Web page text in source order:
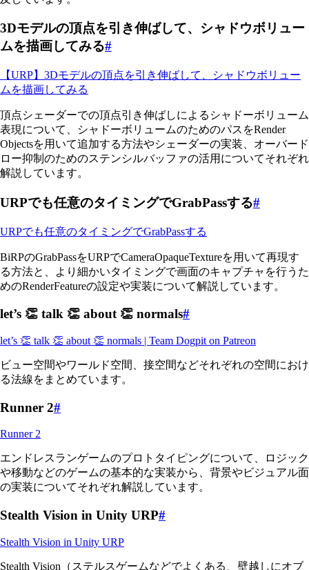
3Dモデルの頂点を引き伸ばして、シャドウボリュー
ムを描画してみる#
【URP】3Dモデルの頂点を引き伸ばして、シャドウボリュー
ムを描画してみる
頂点シェーダーでの頂点引き伸ばしによるシャドーボリューム
表現について、シャドーボリュームのためのパスをRender
Objectsを用いて追加する方法やシェーダーの実装、オーバード
ロー抑制のためのステンシルバッファの活用についてそれぞれ
解説しています。
URPでも任意のタイミングでGrabPassする#
URPでも任意のタイミングでGrabPassする
BiRPのGrabPassをURPでCameraOpaqueTextureを用いて再現す
る方法と、より細かいタイミングで画面のキャプチャを行うた
めのRenderFeatureの設定や実装について解説しています。
let’s 👏 talk 👏 about 👏 normals#
let’s 👏 talk 👏 about 👏 normals | Team Dogpit on Patreon
ビュー空間やワールド空間、接空間などそれぞれの空間におけ
る法線をまとめています。
Runner 2#
Runner 2
エンドレスランゲームのプロトタイピングについて、ロジック
や移動などのゲームの基本的な実装から、背景やビジュアル面
の実装についてそれぞれ解説しています。
Stealth Vision in Unity URP#
Stealth Vision in Unity URP
Stealth Vision（ステルスゲームなどでよくある、壁越しにオブ